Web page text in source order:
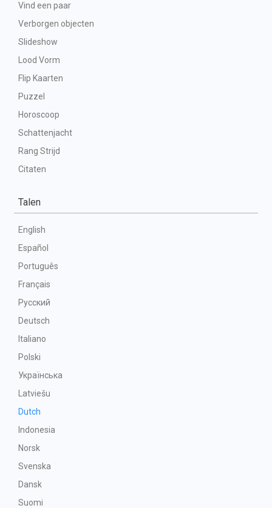
Vind een paar
Verborgen objecten
Slideshow
Lood Vorm
Flip Kaarten
Puzzel
Horoscoop
Schattenjacht
Rang Strijd
Citaten
Talen
English
Español
Português
Français
Русский
Deutsch
Italiano
Polski
Українська
Latviešu
Dutch
Indonesia
Norsk
Svenska
Dansk
Suomi